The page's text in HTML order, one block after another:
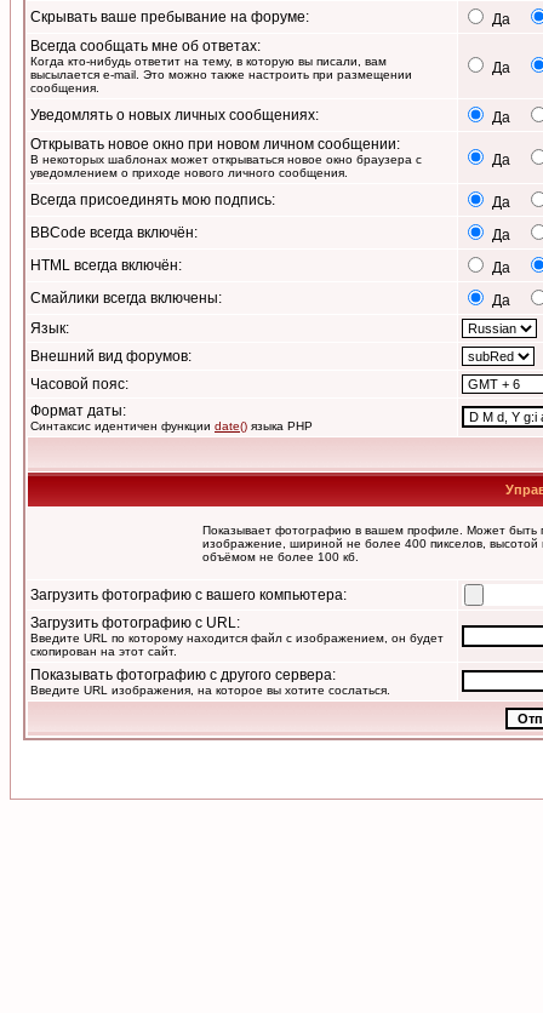
Скрывать ваше пребывание на форуме:
Да
Всегда сообщать мне об ответах:
Когда кто-нибудь ответит на тему, в которую вы писали, вам
высылается e-mail. Это можно также настроить при размещении
сообщения.
Да
Уведомлять о новых личных сообщениях:
Да
Открывать новое окно при новом личном сообщении:
В некоторых шаблонах может открываться новое окно браузера с
уведомлением о приходе нового личного сообщения.
Да
Всегда присоединять мою подпись:
Да
BBCode всегда включён:
Да
HTML всегда включён:
Да
Смайлики всегда включены:
Да
Язык:
Внешний вид форумов:
Часовой пояс:
Формат даты:
Синтаксис идентичен функции date() языка PHP
Показывает фотографию в вашем профиле. Может быть
изображение, шириной не более 400 пикселов, высотой
объёмом не более 100 кб.
Загрузить фотографию с вашего компьютера:
Загрузить фотографию с URL:
Введите URL по которому находится файл с изображением, он будет
скопирован на этот сайт.
Показывать фотографию с другого сервера:
Введите URL изображения, на которое вы хотите сослаться.